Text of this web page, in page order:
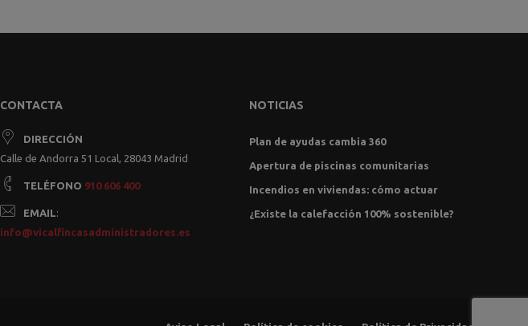
CONTACTA
DIRECCIÓN
Calle de Andorra 51 Local, 28043 Madrid
TELÉFONO 910 606 400
EMAIL:
info@vicalfincasadministradores.es
NOTICIAS
Plan de ayudas cambia 360
Apertura de piscinas comunitarias
Incendios en viviendas: cómo actuar
¿Existe la calefacción 100% sostenible?